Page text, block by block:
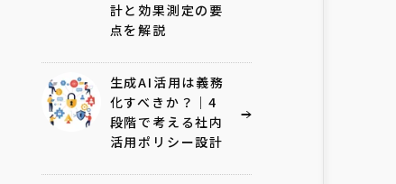
計と効果測定の要
点を解説
生成AI活用は義務
化すべきか？｜4
段階で考える社内
活用ポリシー設計